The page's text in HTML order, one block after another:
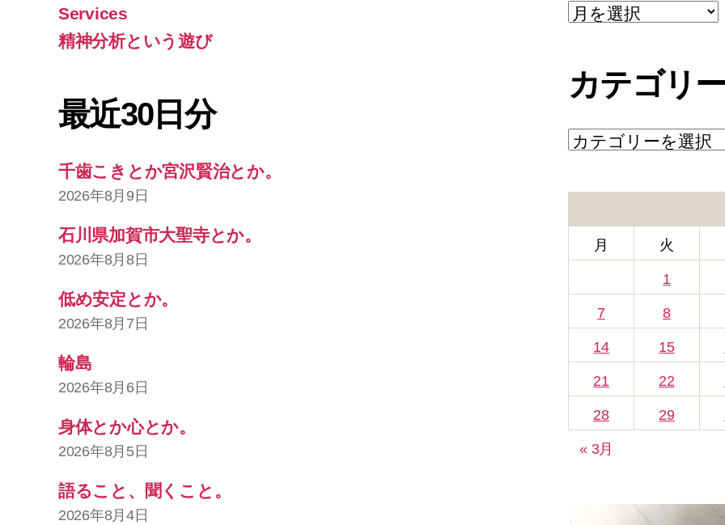
Services
精神分析という遊び
最近30日分
千歯こきとか宮沢賢治とか。
2026年8月9日
石川県加賀市大聖寺とか。
2026年8月8日
低め安定とか。
2026年8月7日
輪島
2026年8月6日
身体とか心とか。
2026年8月5日
語ること、聞くこと。
2026年8月4日
ア
ー
ブ
カテゴリー
カ
テ
月 火
1
7 8
14 15
21 22
28 29
« 3月